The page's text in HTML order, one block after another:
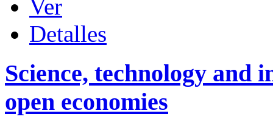
Ver
Detalles
Science, technology and
open economies